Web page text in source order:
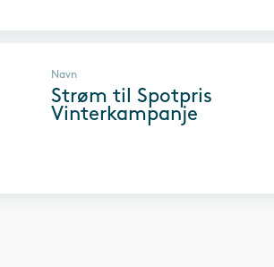
Navn
Strøm til Spotpris
Vinterkampanje